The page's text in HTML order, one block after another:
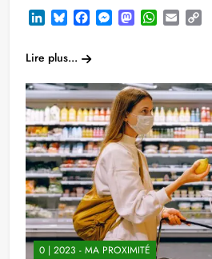
LinkedInBlueskyFacebook
Messenger
Mastodon
WhatsApp
Email
Lire plus...
0 | 2023 - MA PROXIMITÉ